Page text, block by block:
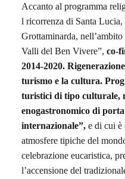
Accanto al programma
l ricorrenza di Santa
Grottaminarda,
Valli del Ben Vivere”, co-
2014-2020.
turismo e la cultura.
turistici di tipo culturale,
enogastronomico di
internazionale”, e di cui è
atmosfere tipiche del
celebrazione eucaristica,
l’accensione del